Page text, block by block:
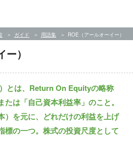
ガイド 用語集 ROE（アールオーイー）
）
とは、Return On Equityの略称
は「自己資本利益率」のこと。
）を元に、どれだけの利益を上げ
標の一つ。株式の投資尺度として